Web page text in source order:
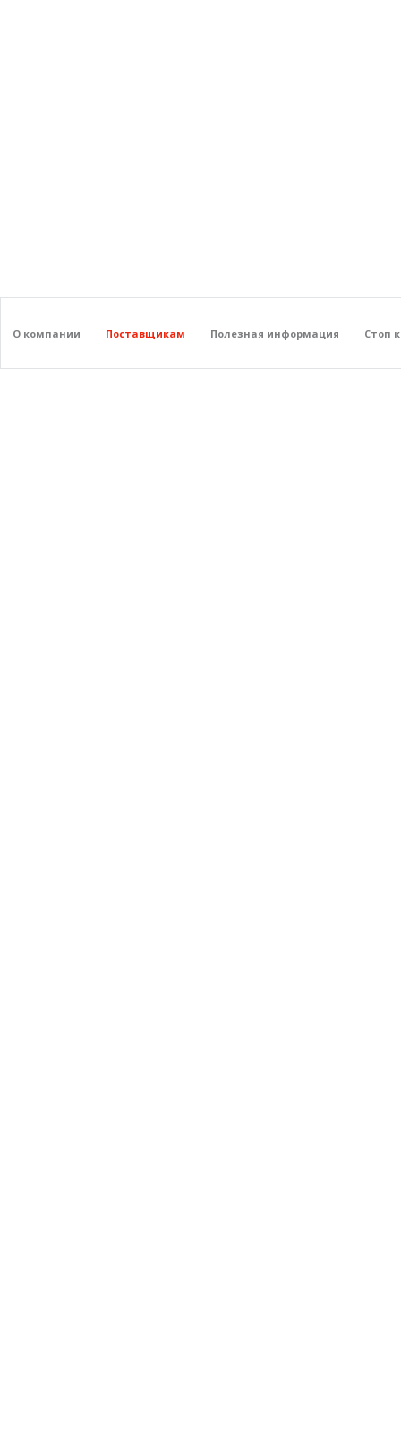
О компании Поставщикам Полезная информация Стоп